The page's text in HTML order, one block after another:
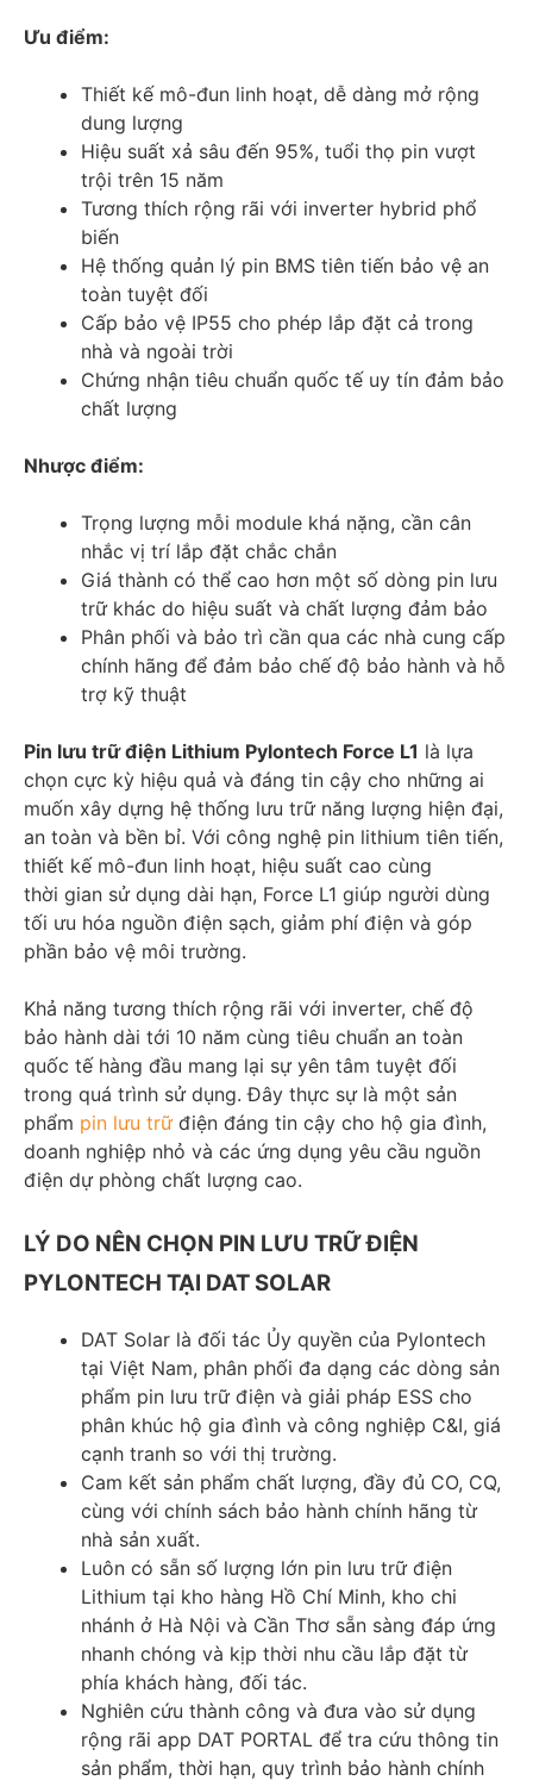
Ưu điểm:
Thiết kế mô-đun linh hoạt, dễ dàng mở rộng
dung lượng
Hiệu suất xả sâu đến 95%, tuổi thọ pin vượt
trội trên 15 năm
Tương thích rộng rãi với inverter hybrid phổ
biến
Hệ thống quản lý pin BMS tiên tiến bảo vệ an
toàn tuyệt đối
Cấp bảo vệ IP55 cho phép lắp đặt cả trong
nhà và ngoài trời
Chứng nhận tiêu chuẩn quốc tế uy tín đảm bảo
chất lượng
Nhược điểm:
Trọng lượng mỗi module khá nặng, cần cân
nhắc vị trí lắp đặt chắc chắn
Giá thành có thể cao hơn một số dòng pin lưu
trữ khác do hiệu suất và chất lượng đảm bảo
Phân phối và bảo trì cần qua các nhà cung cấp
chính hãng để đảm bảo chế độ bảo hành và hỗ
trợ kỹ thuật
Pin lưu trữ điện Lithium Pylontech Force L1 là lựa
chọn cực kỳ hiệu quả và đáng tin cậy cho những ai
muốn xây dựng hệ thống lưu trữ năng lượng hiện đại,
an toàn và bền bỉ. Với công nghệ pin lithium tiên tiến,
thiết kế mô-đun linh hoạt, hiệu suất cao cùng
thời gian sử dụng dài hạn, Force L1 giúp người dùng
tối ưu hóa nguồn điện sạch, giảm phí điện và góp
phần bảo vệ môi trường.
Khả năng tương thích rộng rãi với inverter, chế độ
bảo hành dài tới 10 năm cùng tiêu chuẩn an toàn
quốc tế hàng đầu mang lại sự yên tâm tuyệt đối
trong quá trình sử dụng. Đây thực sự là một sản
phẩm pin lưu trữđiện đáng tin cậy cho hộ gia đình,
doanh nghiệp nhỏ và các ứng dụng yêu cầu nguồn
điện dự phòng chất lượng cao.
LÝ DO NÊN CHỌN PIN LƯU TRỮ ĐIỆN
PYLONTECH TẠI DAT SOLAR
DAT Solar là đối tác Ủy quyền của Pylontech
tại Việt Nam, phân phối đa dạng các dòng sản
phẩm pin lưu trữ điện và giải pháp ESS cho
phân khúc hộ gia đình và công nghiệp C&I, giá
cạnh tranh so với thị trường.
Cam kết sản phẩm chất lượng, đầy đủ CO, CQ,
cùng với chính sách bảo hành chính hãng từ
nhà sản xuất.
Luôn có sẵn số lượng lớn pin lưu trữ điện
Lithium tại kho hàng Hồ Chí Minh, kho chi
nhánh ở Hà Nội và Cần Thơ sẵn sàng đáp ứng
nhanh chóng và kịp thời nhu cầu lắp đặt từ
phía khách hàng, đối tác.
Nghiên cứu thành công và đưa vào sử dụng
rộng rãi app DAT PORTAL để tra cứu thông tin
sản phẩm, thời hạn, quy trình bảo hành chính